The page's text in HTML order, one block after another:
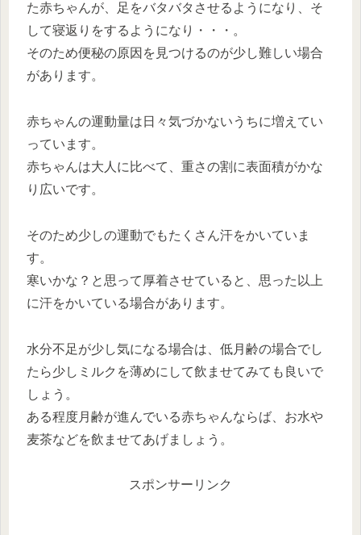
た赤ちゃんが、足をバタバタさせるようになり、そ
して寝返りをするようになり・・・。
そのため便秘の原因を見つけるのが少し難しい場合
があります。
赤ちゃんの運動量は日々気づかないうちに増えてい
っています。
赤ちゃんは大人に比べて、重さの割に表面積がかな
り広いです。
そのため少しの運動でもたくさん汗をかいていま
す。
寒いかな？と思って厚着させていると、思った以上
に汗をかいている場合があります。
水分不足が少し気になる場合は、低月齢の場合でし
たら少しミルクを薄めにして飲ませてみても良いで
しょう。
ある程度月齢が進んでいる赤ちゃんならば、お水や
麦茶などを飲ませてあげましょう。
スポンサーリンク